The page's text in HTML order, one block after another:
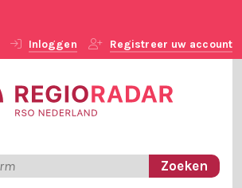
Inloggen Registreer uw account